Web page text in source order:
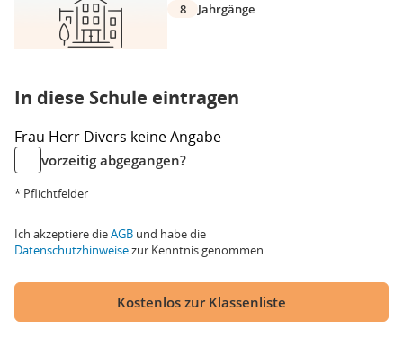
8
Jahrgänge
In diese Schule eintragen
Frau Herr Divers keine Angabe
vorzeitig abgegangen?
* Pflichtfelder
Ich akzeptiere dieAGB und habe die
Datenschutzhinweisezur Kenntnis genommen.
Kostenlos zur Klassenliste